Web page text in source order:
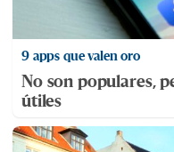
9 apps que valen oro
No son populares,
útiles